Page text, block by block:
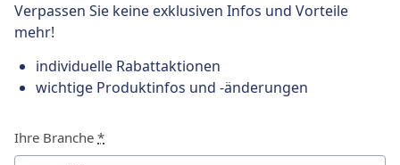
Verpassen Sie keine exklusiven Infos und Vorteile
mehr!
individuelle Rabattaktionen
wichtige Produktinfos und -änderungen
Ihre Branche *